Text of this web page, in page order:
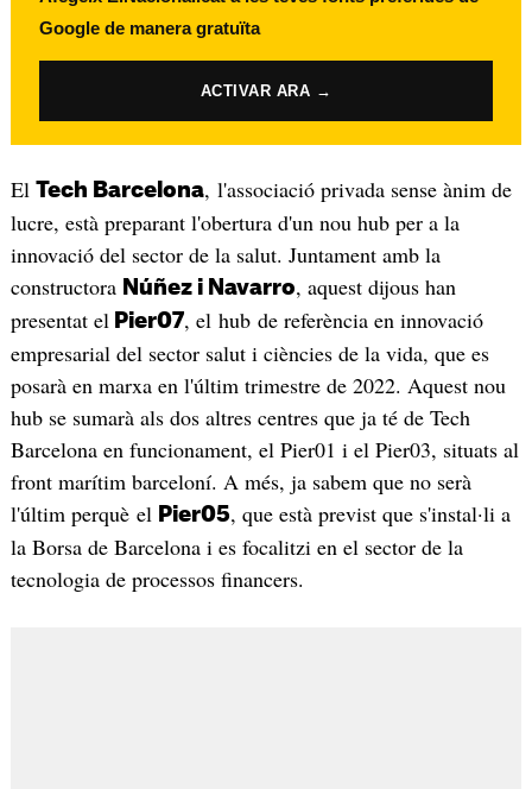
Google de manera gratuïta
ACTIVAR ARA →
El Tech Barcelona, l'associació privada sense ànim de
lucre, està preparant l'obertura d'un nou hub per a la
innovació del sector de la salut. Juntament amb la
constructora Núñez i Navarro, aquest dijous han
presentat el Pier07, el hub de referència en innovació
empresarial del sector salut i ciències de la vida, que es
posarà en marxa en l'últim trimestre de 2022. Aquest nou
hub se sumarà als dos altres centres que ja té de Tech
Barcelona en funcionament, el Pier01 i el Pier03, situats al
front marítim barceloní. A més, ja sabem que no serà
l'últim perquè el Pier05, que està previst que s'instal·li a
la Borsa de Barcelona i es focalitzi en el sector de la
tecnologia de processos financers.